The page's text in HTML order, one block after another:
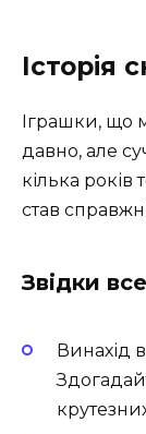
Історія
Іграшки, що
давно, але
кілька
став
Звідки
Винахід